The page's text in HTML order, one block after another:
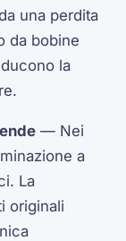
una perdita
da bobine
la
— Nei
a
La
originali